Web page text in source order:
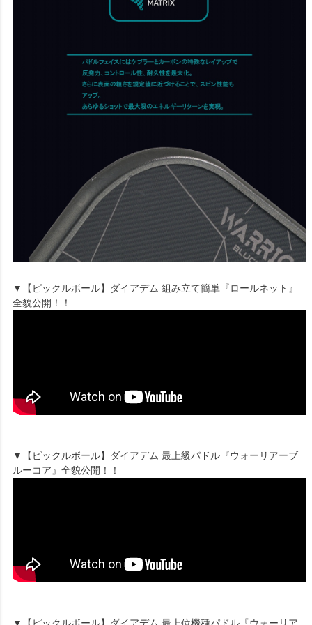
▼【ピックルボール】ダイアデム 組み立て簡単『ロールネット』
全貌公開！！
▼【ピックルボール】ダイアデム 最上級パドル『ウォーリアーブ
ルーコア』全貌公開！！